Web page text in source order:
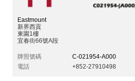
Eastmount
新界西貢
東園1樓
宜春街66號A段
牌照號碼
C-021954-A000
電話
+852-27910498